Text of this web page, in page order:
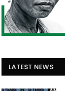
LATEST NEWS